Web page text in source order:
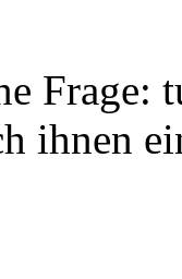
Frage:
ihnen